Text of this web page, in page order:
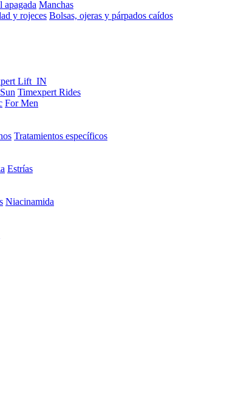
apagada Manchas
y rojeces Bolsas, ojeras y párpados caídos
Lift_IN
Timexpert Rides
For Men
Tratamientos específicos
Estrías
Niacinamida